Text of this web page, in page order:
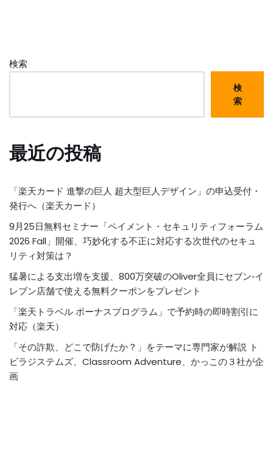
検索
検
索
最近の投稿
「楽天カード 進撃の巨人 超大型巨人デザイン」の申込受付・
発行へ（楽天カード）
9月25日無料セミナー「ペイメント・セキュリティフォーラム
2026 Fall」開催、巧妙化する不正に対応する次世代のセキュ
リティ対策は？
猛暑による支出増を支援、800万突破のOliver全員にセブン‐イ
レブン店舗で使える無料クーポンをプレゼント
「楽天トラベル ボーナスプログラム」で予約時の即時割引に
対応（楽天）
「その詐欺、どこで防げたか？」をテーマに専門家が解説 ト
ビラジステムズ、Classroom Adventure、かっこの３社が企
画